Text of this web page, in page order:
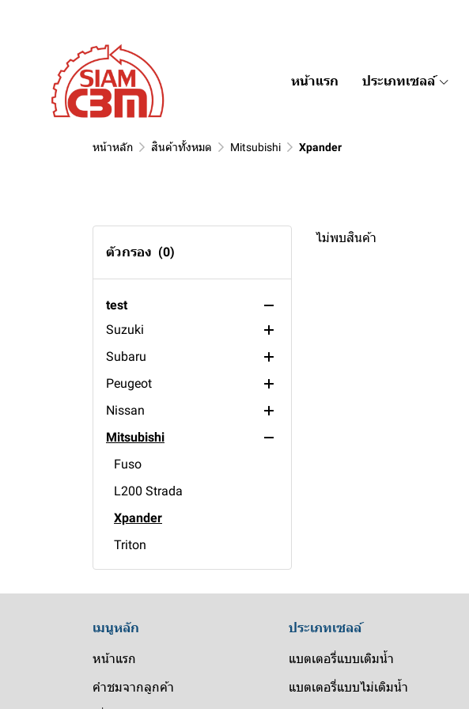
หน้าแรก ประเภทเซลล์
หน้าหลัก สินค้าทั้งหมด Mitsubishi Xpander
ตัวกรอง (0)
test
110ah
100ah
88ah
85ah
70ah
65ah
60ah
55ah
50ah
45ah
35ah
24ah
Passat
Golf
R21
R1
Opel
Kadett
Fiat
Tempra
Punto
Daewoo
Fantasy
Alfa
Stavic
RX320
Rexton
Musso
Actyon
Daihatsu
Mira
Grand Move
Usage
general engine
lawn mover
fire pump battery
generator battery
Volvo
S91
S70
S40
FM
XC90
XC60
XC40
V60
S90
S60
Toyota
Sport Rider
Tiger
Corona
Soluna
Yaris
Wish
Vios
Vigo
Ventury
Vellfire
Sienta
Prius
Majesty
Suzuki
Vitara
APV
Caribian
SX4
Swift
Jimny
Grand Vitara
Ertiga
Ciaz
Celerio
Carry
Subaru
XV
Outback
Impreza
Forester
BRZ
Peugeot
505
406
205
405
305
RCZ
Nissan
CM200
CWA
Diesel
Sunny
X-Trail
Urvan
Tiida
Terra
Teana
Mitsubishi
Fuso
L200 Strada
Xpander
Triton
Pajero Sport
Pajero
Mirage
Lancer
ไม่พบสินค้า
เมนูหลัก
หน้าแรก
คำชมจากลูกค้า
ประเภทเซลล์
แบตเตอรี่แบบเติมน้ำ
แบตเตอรี่แบบไม่เติมน้ำ